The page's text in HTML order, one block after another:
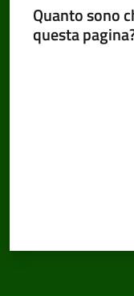
Quanto sono
questa